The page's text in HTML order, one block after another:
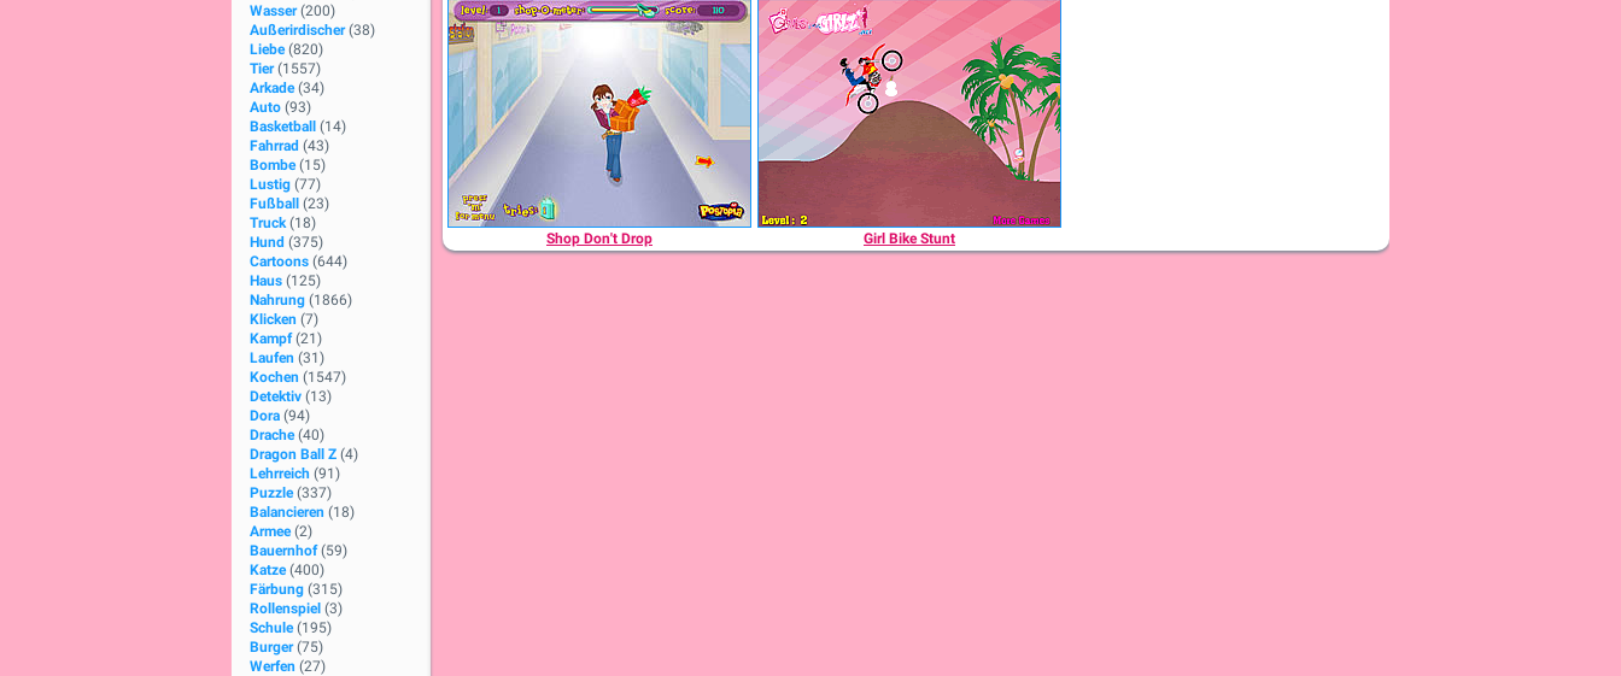
Wasser (200)
Außerirdischer (38)
Liebe (820)
Tier (1557)
Arkade (34)
Auto (93)
Basketball
(14)
Fahrrad (43)
Bombe (15)
Lustig (77)
Fußball
(23)
Truck (18)
Hund (375)
Cartoons (644)
Haus (125)
Nahrung (1866)
Klicken (7)
Kampf (21)
Laufen (31)
Kochen (1547)
Detektiv (13)
Dora (94)
Drache (40)
Dragon Ball Z (4)
Lehrreich (91)
Puzzle (337)
Balancieren (18)
Armee (2)
Bauernhof (59)
Katze (400)
Färbung (315)
Rollenspiel (3)
Schule (195)
Burger (75)
Werfen (27)
Shop Don't Drop Girl Bike Stunt